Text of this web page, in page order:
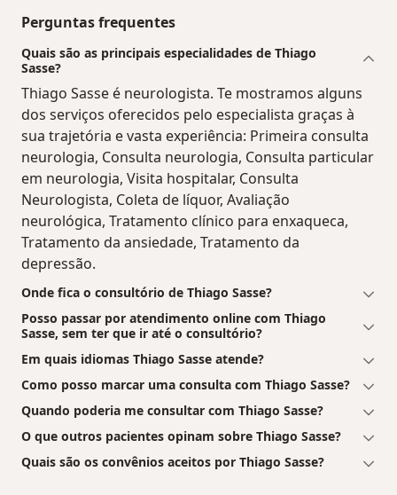
Perguntas frequentes
Quais são as principais especialidades de Thiago
Sasse?
Thiago Sasse é neurologista. Te mostramos alguns
dos serviços oferecidos pelo especialista graças à
sua trajetória e vasta experiência: Primeira consulta
neurologia, Consulta neurologia, Consulta particular
em neurologia, Visita hospitalar, Consulta
Neurologista, Coleta de líquor, Avaliação
neurológica, Tratamento clínico para enxaqueca,
Tratamento da ansiedade, Tratamento da
depressão.
Onde fica o consultório de Thiago Sasse?
Posso passar por atendimento online com Thiago
Sasse, sem ter que ir até o consultório?
Em quais idiomas Thiago Sasse atende?
Como posso marcar uma consulta com Thiago Sasse?
Quando poderia me consultar com Thiago Sasse?
O que outros pacientes opinam sobre Thiago Sasse?
Quais são os convênios aceitos por Thiago Sasse?